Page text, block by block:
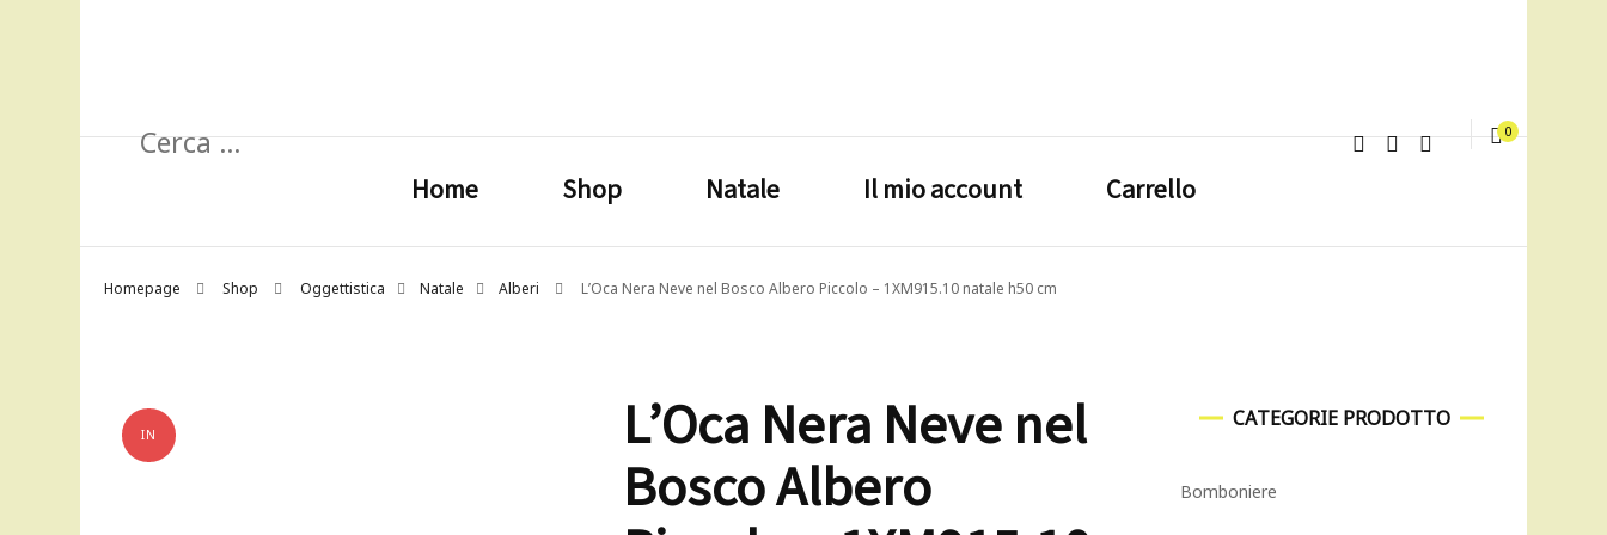
Ricerca
0
Home Shop Natale Il mio account Carrello
Homepage Shop Oggettistica Natale Alberi L’Oca Nera Neve nel Bosco Albero Piccolo – 1XM915.10 natale h50 cm
IN
L’Oca Nera Neve nel
Bosco Albero
CATEGORIE PRODOTTO
Bomboniere